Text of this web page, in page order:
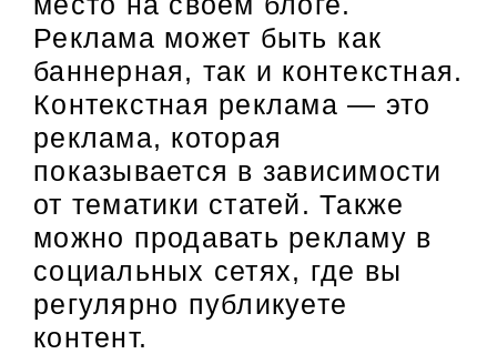
Реклама может быть как
баннерная, так и контекстная.
Контекстная реклама — это
реклама, которая
показывается в зависимости
от тематики статей. Также
можно продавать рекламу в
социальных сетях, где вы
регулярно публикуете
контент.